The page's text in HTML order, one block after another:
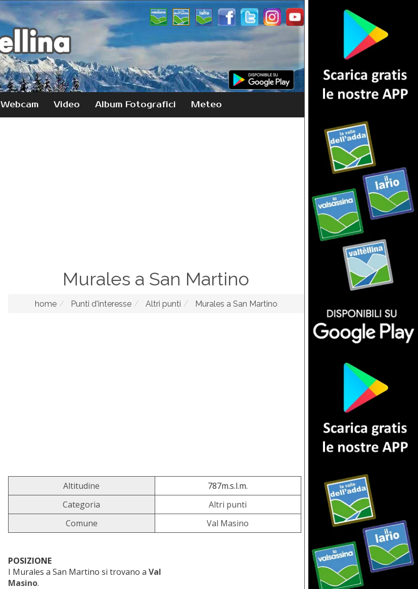
Webcam Video Album Fotografici Meteo
Murales a San Martino
home Punti d'interesse Altri punti Murales a San Martino
Altitudine
787m.s.l.m.
Categoria
Altri punti
Comune
Val Masino
POSIZIONE
I Murales a San Martino si trovano a Val
Masino.